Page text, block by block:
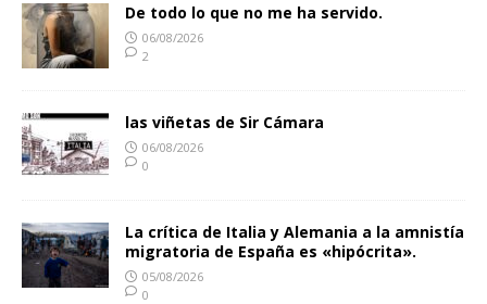
De todo lo que no me ha servido.
06/08/2026
2
las viñetas de Sir Cámara
06/08/2026
0
La crítica de Italia y Alemania a la amnistía
migratoria de España es «hipócrita».
05/08/2026
0